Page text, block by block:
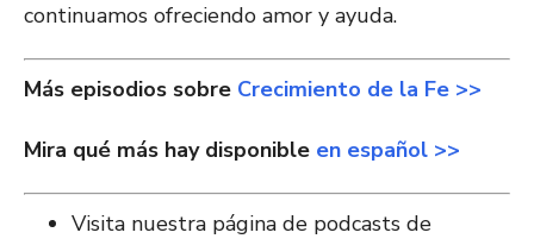
continuamos ofreciendo amor y ayuda.
Más episodios sobre Crecimiento de la Fe >>
Mira qué más hay disponible en español >>
Visita nuestra página de podcasts de